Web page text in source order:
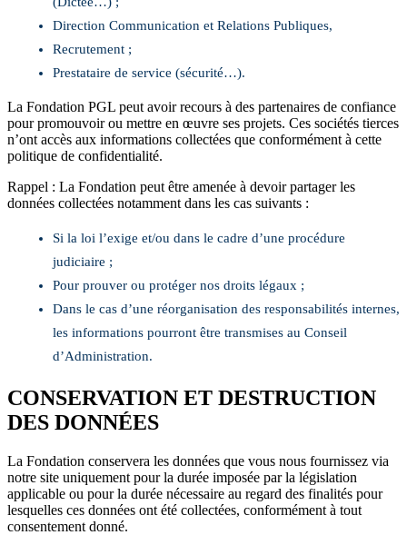
Direction Communication et Relations Publiques,
Recrutement ;
Prestataire de service (sécurité…).
La Fondation PGL peut avoir recours à des partenaires de confiance
pour promouvoir ou mettre en œuvre ses projets. Ces sociétés tierces
n’ont accès aux informations collectées que conformément à cette
politique de confidentialité.
Rappel : La Fondation peut être amenée à devoir partager les
données collectées notamment dans les cas suivants :
Si la loi l’exige et/ou dans le cadre d’une procédure
judiciaire ;
Pour prouver ou protéger nos droits légaux ;
Dans le cas d’une réorganisation des responsabilités internes,
les informations pourront être transmises au Conseil
d’Administration.
CONSERVATION ET DESTRUCTION
DES DONNÉES
La Fondation conservera les données que vous nous fournissez via
notre site uniquement pour la durée imposée par la législation
applicable ou pour la durée nécessaire au regard des finalités pour
lesquelles ces données ont été collectées, conformément à tout
consentement donné.